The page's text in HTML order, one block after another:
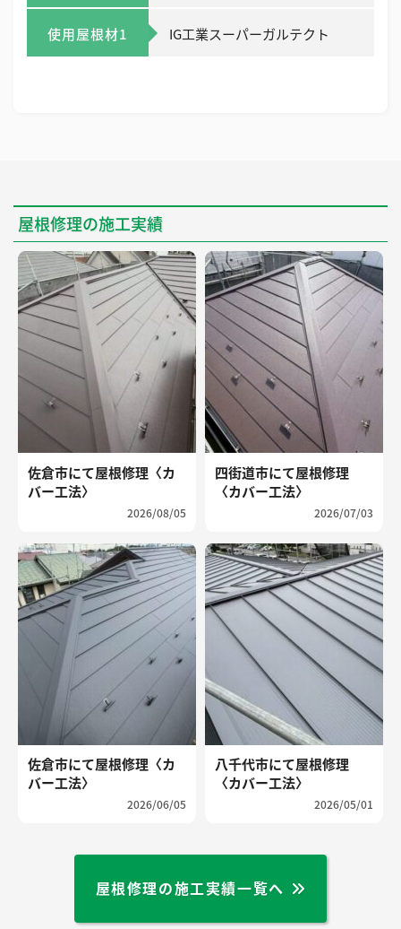
使用屋根材1 IG工業スーパーガルテクト
屋根修理の施工実績
佐倉市にて屋根修理〈カ
バー工法〉
2026/08/05
四街道市にて屋根修理
〈カバー工法〉
2026/07/03
佐倉市にて屋根修理〈カ
バー工法〉
2026/06/05
八千代市にて屋根修理
〈カバー工法〉
2026/05/01
屋根修理の施工実績一覧へ